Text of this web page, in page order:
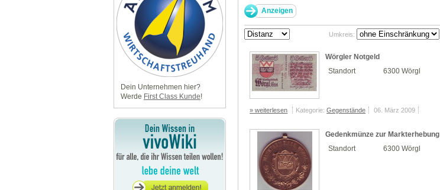
Dein Unternehmen hier?
Werde First Class Kunde!
Umkreis:
Wörgler Notgeld
Standort 6300 Wörgl
» weiterlesen Kategorie:Gegenstände 06. März 2009
Gedenkmünze zur Markterhebung
Standort 6300 Wörgl